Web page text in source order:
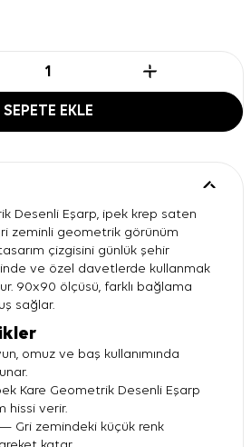
SEPETE EKLE
Desenli Eşarp, ipek krep saten
zeminli geometrik görünüm
çizgisini günlük şehir
ve özel davetlerde kullanmak
90x90 ölçüsü, farklı bağlama
sağlar.
omuz ve baş kullanımında
Kare Geometrik Desenli Eşarp
hissi verir.
Gri zemindeki küçük renk